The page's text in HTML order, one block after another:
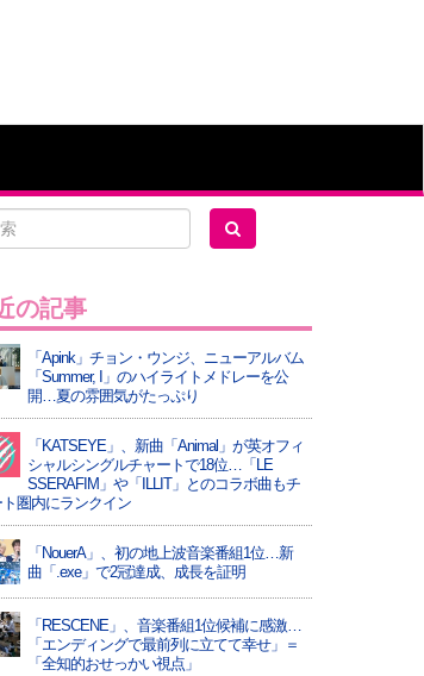
の記事
「Apink」チョン・ウンジ、ニューアルバム
「Summer, I」のハイライトメドレーを公
開…夏の雰囲気がたっぷり
「KATSEYE」、新曲「Animal」が英オフィ
シャルシングルチャートで18位…「LE
SSERAFIM」や「ILLIT」とのコラボ曲もチ
ト圏内にランクイン
「NouerA」、初の地上波音楽番組1位…新
曲「.exe」で2冠達成、成長を証明
「RESCENE」、音楽番組1位候補に感激…
「エンディングで最前列に立てて幸せ」＝
「全知的おせっかい視点」